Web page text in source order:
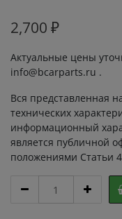
2,700 ₽
Актуальные цены
info@bcarparts.ru .
Вся представленная
технических
информационный
является публичной
положениями Статьи
КОМПЛЕКТ
ПОРШНЕВЫХ